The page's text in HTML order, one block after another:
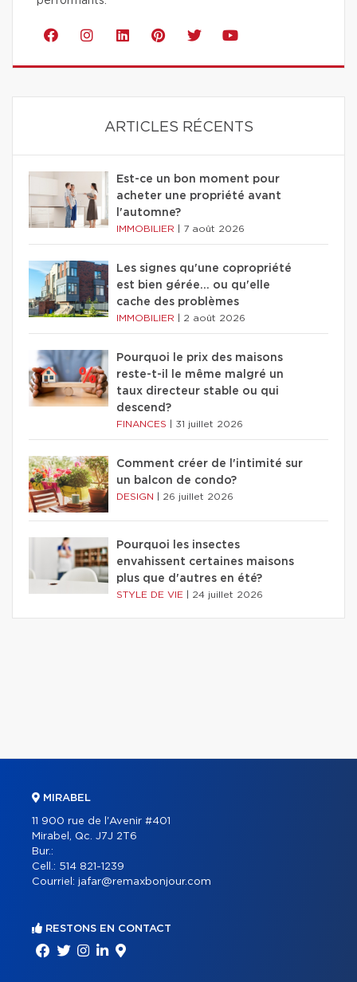
ARTICLES RÉCENTS
Est-ce un bon moment pour
acheter une propriété avant
l'automne?
IMMOBILIER 7 août 2026
Les signes qu'une copropriété
est bien gérée… ou qu'elle
cache des problèmes
IMMOBILIER 2 août 2026
Pourquoi le prix des maisons
reste-t-il le même malgré un
taux directeur stable ou qui
descend?
FINANCES 31 juillet 2026
Comment créer de l'intimité sur
un balcon de condo?
DESIGN 26 juillet 2026
Pourquoi les insectes
envahissent certaines maisons
plus que d'autres en été?
STYLE DE VIE 24 juillet 2026
MIRABEL
11 900 rue de l'Avenir #401
Mirabel, Qc. J7J 2T6
Bur.:
Cell.: 514 821-1239
Courriel: jafar@remaxbonjour.com
RESTONS EN CONTACT